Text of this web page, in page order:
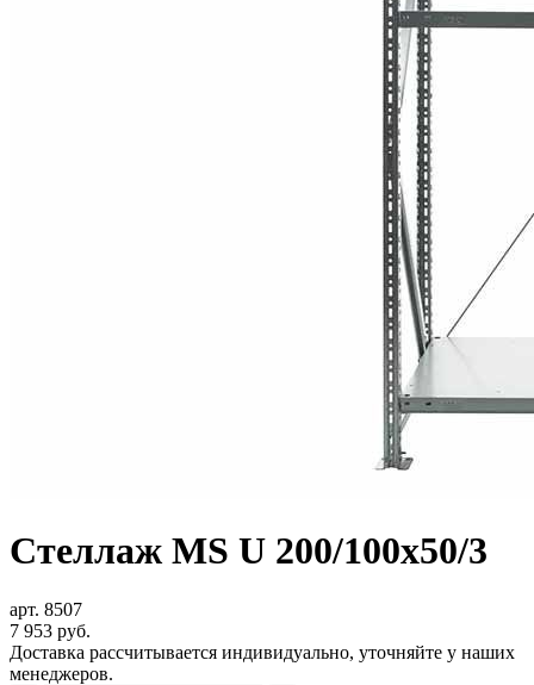
Стеллаж MS U 200/100x50/3
арт. 8507
7 953 руб.
Доставка рассчитывается индивидуально, уточняйте у наших
менеджеров.